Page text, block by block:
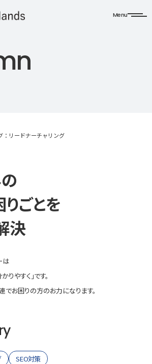
Menu
n
：リードナーチャリング
ごとを
決
は
りやすく」です。
でお困りの方のお力になります。
SEO対策